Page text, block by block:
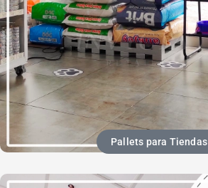
Pallets para Tiendas